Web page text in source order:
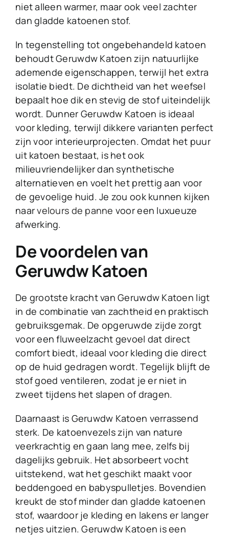
niet alleen warmer, maar ook veel zachter
dan gladde katoenen stof.
In tegenstelling tot ongebehandeld katoen
behoudt Geruwdw Katoen zijn natuurlijke
ademende eigenschappen, terwijl het extra
isolatie biedt. De dichtheid van het weefsel
bepaalt hoe dik en stevig de stof uiteindelijk
wordt. Dunner Geruwdw Katoen is ideaal
voor kleding, terwijl dikkere varianten perfect
zijn voor interieurprojecten. Omdat het puur
uit katoen bestaat, is het ook
milieuvriendelijker dan synthetische
alternatieven en voelt het prettig aan voor
de gevoelige huid. Je zou ook kunnen kijken
naarvelours de panne voor een luxueuze
afwerking.
De voordelen van
Geruwdw Katoen
De grootste kracht van Geruwdw Katoen ligt
in de combinatie van zachtheid en praktisch
gebruiksgemak. De opgeruwde zijde zorgt
voor een fluweelzacht gevoel dat direct
comfort biedt, ideaal voor kleding die direct
op de huid gedragen wordt. Tegelijk blijft de
stof goed ventileren, zodat je er niet in
zweet tijdens het slapen of dragen.
Daarnaast is Geruwdw Katoen verrassend
sterk. De katoenvezels zijn van nature
veerkrachtig en gaan lang mee, zelfs bij
dagelijks gebruik. Het absorbeert vocht
uitstekend, wat het geschikt maakt voor
beddengoed en babyspulletjes. Bovendien
kreukt de stof minder dan gladde katoenen
stof, waardoor je kleding en lakens er langer
netjes uitzien. Geruwdw Katoen is een